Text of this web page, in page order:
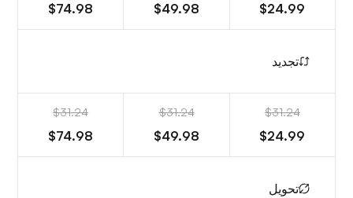
$24.99
$49.98
$74.98
تجديد
$31.24
$24.99
$31.24
$49.98
$31.24
$74.98
تحويل